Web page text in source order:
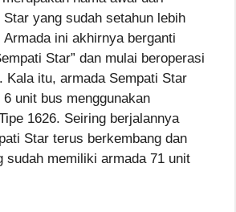
yang sudah setahun lebih
ini akhirnya berganti
Star” dan mulai beroperasi
Kala itu, armada Sempati Star
unit bus menggunakan
1626. Seiring berjalannya
Star terus berkembang dan
sudah memiliki armada 71 unit